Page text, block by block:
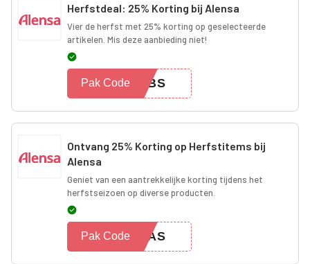
Herfstdeal: 25% Korting bij Alensa
Vier de herfst met 25% korting op geselecteerde
artikelen. Mis deze aanbieding niet!
25BS
Pak Code
Ontvang 25% Korting op Herfstitems bij
Alensa
Geniet van een aantrekkelijke korting tijdens het
herfstseizoen op diverse producten.
25AS
Pak Code